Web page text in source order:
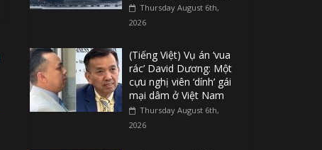
Thursday August 6th,
2026
(Tiếng Việt) Vụ án ‘vua
rác’ David Dương: Một
cựu nghị viên ‘dính’ gái
mại dâm ở Việt Nam
Thursday August 6th,
2026